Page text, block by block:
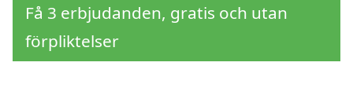
Få 3 erbjudanden, gratis och utan
förpliktelser